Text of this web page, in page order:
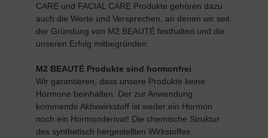
CARE und FACIAL CARE Produkte gehören dazu
auch die Werte und Versprechen, an denen wir seit
der Gründung von M2 BEAUTÉ festhalten und die
unseren Erfolg mitbegründen:
M2 BEAUTÉ Produkte sind hormonfrei
Wir garantieren, dass unsere Produkte keine
Hormone beinhalten. Der zur Anwendung
kommende Aktivwirkstoff ist weder ein Hormon
noch ein Hormonderivat! Die chemische Struktur
des synthetisch hergestellten Wirkstoffes